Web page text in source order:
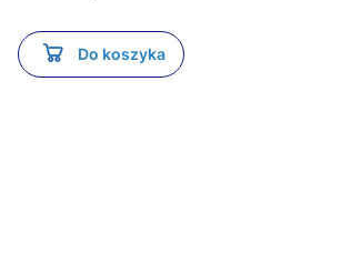
Do koszyka